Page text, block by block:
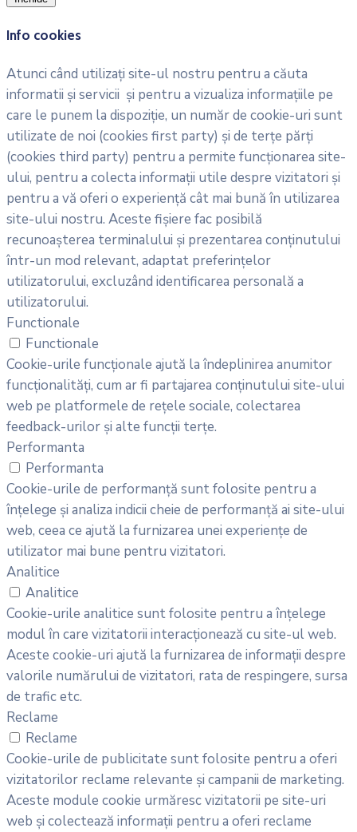
Info cookies
Atunci când utilizați site-ul nostru pentru a căuta
informatii și servicii și pentru a vizualiza informațiile pe
care le punem la dispoziție, un număr de cookie-uri sunt
utilizate de noi (cookies first party) și de terțe părți
(cookies third party) pentru a permite funcționarea site-
ului, pentru a colecta informații utile despre vizitatori și
pentru a vă oferi o experiență cât mai bună în utilizarea
site-ului nostru. Aceste fișiere fac posibilă
recunoașterea terminalului și prezentarea conținutului
într-un mod relevant, adaptat preferințelor
utilizatorului, excluzând identificarea personală a
utilizatorului.
Functionale
Functionale
Cookie-urile funcționale ajută la îndeplinirea anumitor
funcționalități, cum ar fi partajarea conținutului site-ului
web pe platformele de rețele sociale, colectarea
feedback-urilor și alte funcții terțe.
Performanta
Performanta
Cookie-urile de performanță sunt folosite pentru a
înțelege și analiza indicii cheie de performanță ai site-ului
web, ceea ce ajută la furnizarea unei experiențe de
utilizator mai bune pentru vizitatori.
Analitice
Analitice
Cookie-urile analitice sunt folosite pentru a înțelege
modul în care vizitatorii interacționează cu site-ul web.
Aceste cookie-uri ajută la furnizarea de informații despre
valorile numărului de vizitatori, rata de respingere, sursa
de trafic etc.
Reclame
Reclame
Cookie-urile de publicitate sunt folosite pentru a oferi
vizitatorilor reclame relevante și campanii de marketing.
Aceste module cookie urmăresc vizitatorii pe site-uri
web și colectează informații pentru a oferi reclame